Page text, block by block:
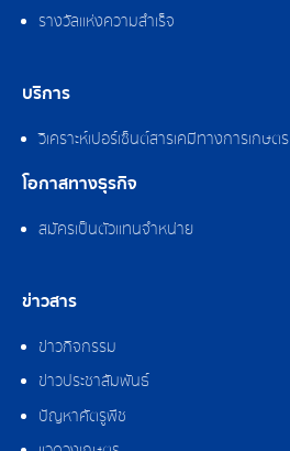
รางวัลแห่งความสำเร็จ
บริการ
วิเคราะห์เปอร์เซ็นต์สารเคมีทางการเกษตร
โอกาสทางธุรกิจ
สมัครเป็นตัวแทนจำหน่าย
ข่าวสาร
ข่าวกิจกรรม
ข่าวประชาสัมพันธ์
ปัญหาศัตรูพืช